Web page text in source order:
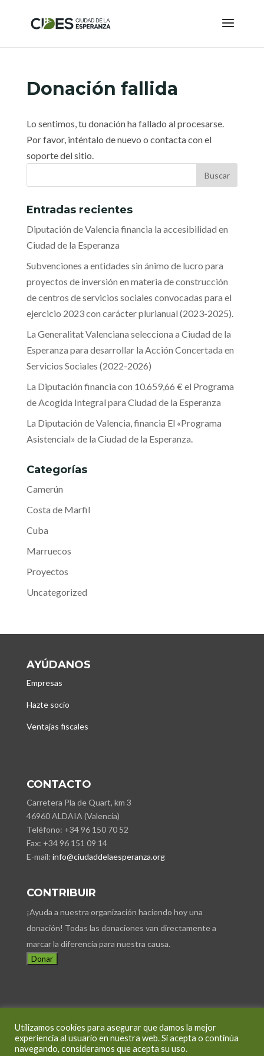
Donación fallida
Lo sentimos, tu donación ha fallado al procesarse.
Por favor, inténtalo de nuevo o contacta con el
soporte del sitio.
Entradas recientes
Diputación de Valencia financia la accesibilidad en
Ciudad de la Esperanza
Subvenciones a entidades sin ánimo de lucro para
proyectos de inversión en materia de construcción
de centros de servicios sociales convocadas para el
ejercicio 2023 con carácter plurianual (2023-2025).
La Generalitat Valenciana selecciona a Ciudad de la
Esperanza para desarrollar la Acción Concertada en
Servicios Sociales (2022-2026)
La Diputación financia con 10.659,66 € el Programa
de Acogida Integral para Ciudad de la Esperanza
La Diputación de Valencia, financia El «Programa
Asistencial» de la Ciudad de la Esperanza.
Categorías
Camerún
Costa de Marfil
Cuba
Marruecos
Proyectos
Uncategorized
AYÚDANOS
Empresas
Hazte socio
Ventajas fiscales
CONTACTO
Carretera Pla de Quart, km 3
46960 ALDAIA (Valencia)
Teléfono: +34 96 150 70 52
Fax: +34 96 151 09 14
E-mail: info@ciudaddelaesperanza.org
CONTRIBUIR
¡Ayuda a nuestra organización haciendo hoy una
donación! Todas las donaciones van directamente a
marcar la diferencia para nuestra causa.
Donar
Condiciones de Uso
Política de Cookies
Política de Privacidad
Aviso Legal
Utilizamos cookies para asegurar que damos la mejor
experiencia al usuario en nuestra web. Si acepta o continúa
navegando, consideramos que acepta su uso.